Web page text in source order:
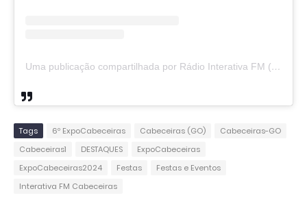
Uma publicação compartilhada por Rádio Interativa FM (@interativa87)
Tags 6º ExpoCabeceiras Cabeceiras (GO)
Cabeceiras-GO
Cabeceiras1
DESTAQUES
ExpoCabeceiras
ExpoCabeceiras2024
Festas
Festas e Eventos
Interativa FM Cabeceiras